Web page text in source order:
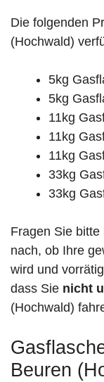
Die folgenden
(Hochwald)
5kg
5kg
11kg
11kg
11kg
33kg
33kg
Fragen Sie
nach, ob Ihre
wird und
dass Sie nicht
(Hochwald)
Beuren